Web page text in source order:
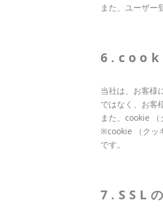
また、ユーザー
当社は、お客様
ではなく、お客
また、cookie
※cookie （クッ
です。
7.SSL